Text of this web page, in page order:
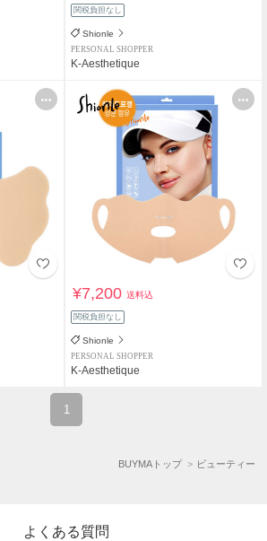
関税負担なし
Shionle
PERSONAL SHOPPER
K-Aesthetique
¥7,200送料込
関税負担なし
Shionle
PERSONAL SHOPPER
K-Aesthetique
1
BUYMAトップ ビューティー
よくある質問